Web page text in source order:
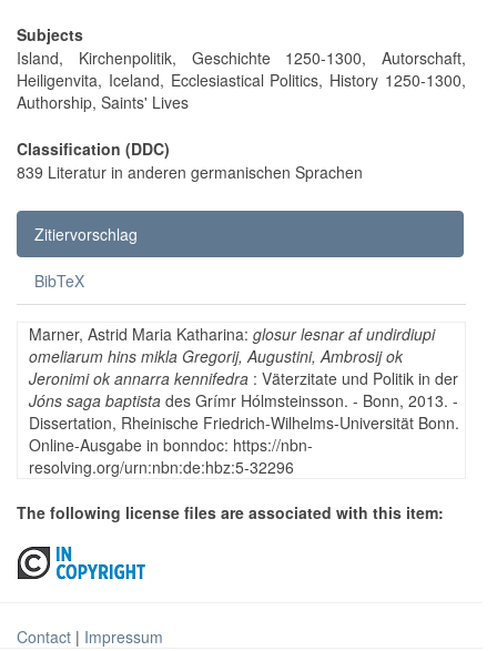
Subjects
Island, Kirchenpolitik, Geschichte 1250-1300, Autorschaft,
Heiligenvita, Iceland, Ecclesiastical Politics, History 1250-1300,
Authorship, Saints' Lives
Classification (DDC)
839 Literatur in anderen germanischen Sprachen
Zitiervorschlag
BibTeX
Marner, Astrid Maria Katharina: glosur lesnar af undirdiupi
omeliarum hins mikla Gregorij, Augustini, Ambrosij ok
Jeronimi ok annarra kennifedra : Väterzitate und Politik in der
Jóns saga baptista des Grímr Hólmsteinsson. - Bonn, 2013. -
Dissertation, Rheinische Friedrich-Wilhelms-Universität Bonn.
Online-Ausgabe in bonndoc: https://nbn-
resolving.org/urn:nbn:de:hbz:5-32296
The following license files are associated with this item:
Contact | Impressum